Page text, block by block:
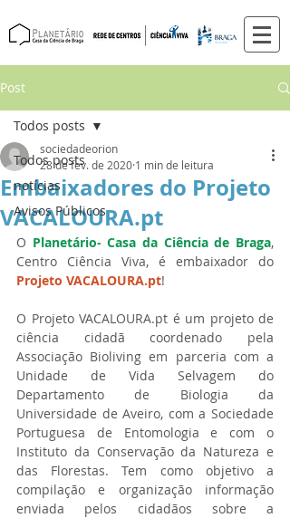
Post
Todos posts
notícias
Avisos Públicos
Todos posts
Embaixadores do Projeto
VACALOURA.pt
sociedadeorion
28 de fev. de 2020 1 min de leitura
O Planetário- Casa da Ciência de Braga,
Projeto VACALOURA.pt!
O Projeto VACALOURA.pt é um projeto de
ciência cidadã coordenado pela
Associação Bioliving em parceria com a
Unidade de Vida Selvagem do
Departamento de Biologia da
Universidade de Aveiro, com a Sociedade
Portuguesa de Entomologia e com o
Instituto da Conservação da Natureza e
das Florestas. Tem como objetivo a
compilação e organização informação
enviada pelos cidadãos sobre a